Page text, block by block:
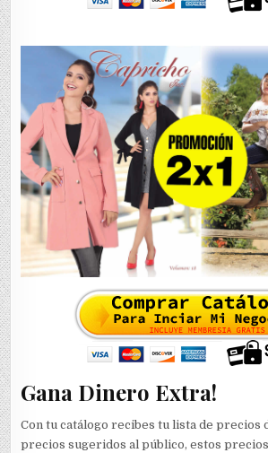
Gana Dinero Extra!
Con tu catálogo recibes tu lista de precios
precios sugeridos al público, estos